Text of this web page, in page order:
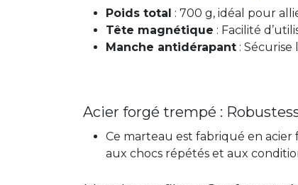
Poids total : 700 g, idéal pour
Tête magnétique : Facilité
Manche antidérapant : Sécurise
Acier forgé trempé :
Ce marteau est fabriqué en
aux chocs répétés et aux